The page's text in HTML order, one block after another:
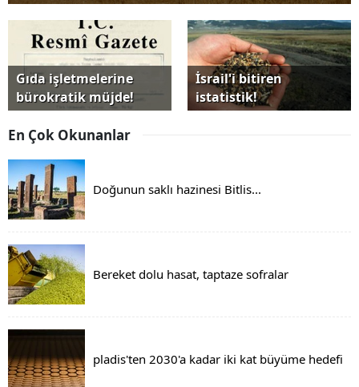
Gıda işletmelerine
bürokratik müjde!
İsrail'i bitiren
istatistik!
En Çok Okunanlar
Doğunun saklı hazinesi Bitlis...
Bereket dolu hasat, taptaze sofralar
pladis'ten 2030'a kadar iki kat büyüme hedefi